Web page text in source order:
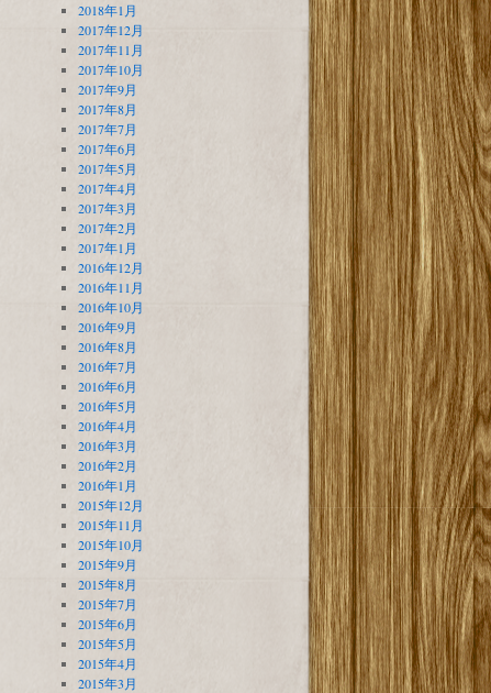
2018年1月
2017年12月
2017年11月
2017年10月
2017年9月
2017年8月
2017年7月
2017年6月
2017年5月
2017年4月
2017年3月
2017年2月
2017年1月
2016年12月
2016年11月
2016年10月
2016年9月
2016年8月
2016年7月
2016年6月
2016年5月
2016年4月
2016年3月
2016年2月
2016年1月
2015年12月
2015年11月
2015年10月
2015年9月
2015年8月
2015年7月
2015年6月
2015年5月
2015年4月
2015年3月